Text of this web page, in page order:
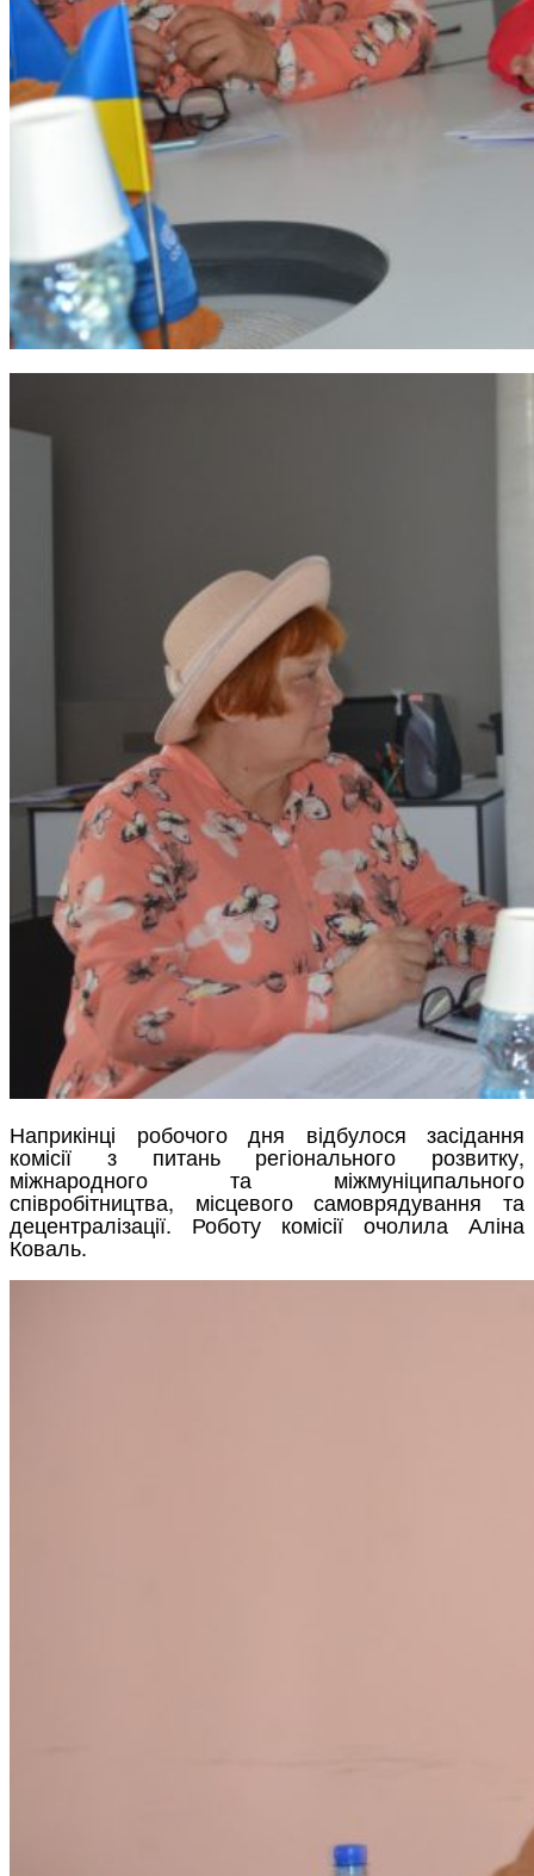
Наприкінці робочого дня відбулося засідання
комісії з питань регіонального розвитку,
міжнародного та міжмуніципального
співробітництва, місцевого самоврядування та
децентралізації. Роботу комісії очолила Аліна
Коваль.